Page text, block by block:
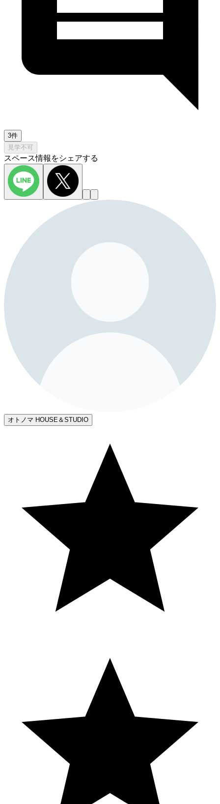
3件
見学不可
スペース情報をシェアする
オトノマ HOUSE＆STUDIO